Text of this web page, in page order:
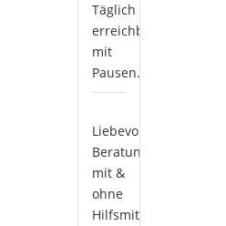
Täglich
erreichbar
mit
Pausen.
Liebevolle
Beratung
mit &
ohne
Hilfsmittel,